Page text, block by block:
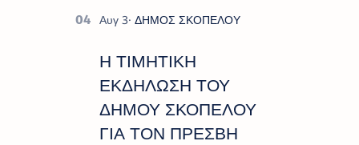
Η ΤΙΜΗΤΙΚΗ
ΕΚΔΗΛΩΣΗ ΤΟΥ
ΔΗΜΟΥ ΣΚΟΠΕΛΟΥ
ΓΙΑ ΤΟΝ ΠΡΕΣΒΗ